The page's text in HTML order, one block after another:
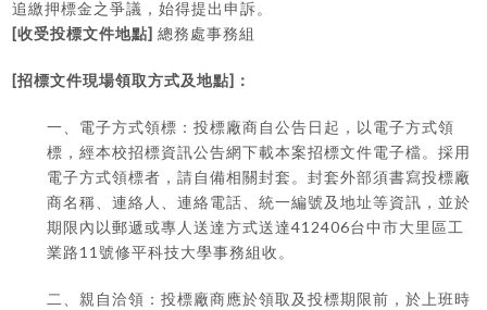
追繳押標金之爭議，始得提出申訴。
[收受投標文件地點]總務處事務組
[招標文件現場領取方式及地點] ：
一、電子方式領標：投標廠商自公告日起，以電子方式領
標，經本校招標資訊公告網下載本案招標文件電子檔。採用
電子方式領標者，請自備相關封套。封套外部須書寫投標廠
商名稱、連絡人、連絡電話、統一編號及地址等資訊，並於
期限內以郵遞或專人送達方式送達412406台中市大里區工
業路 11號修平科技大學事務組收。
二、親自洽領：投標廠商應於領取及投標期限前，於上班時